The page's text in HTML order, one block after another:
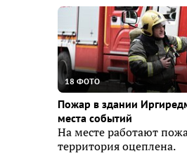
18 ФОТО
Пожар в здании
места событий
На месте работают
территория оцеплена.